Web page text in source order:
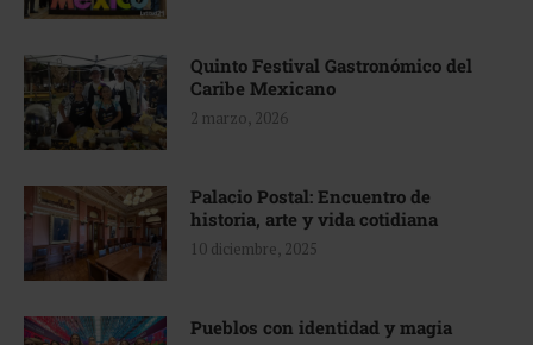
Quinto Festival Gastronómico del
Caribe Mexicano
2 marzo, 2026
Palacio Postal: Encuentro de
historia, arte y vida cotidiana
10 diciembre, 2025
Pueblos con identidad y magia